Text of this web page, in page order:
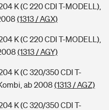
K (C 220 CDI T-MODELL),
(1313 / AGX)
K (C 220 CDI T-MODELL),
(1313 / AGY)
K (C 320/350 CDI T-
ab 2008 (1313 / AGZ)
K (C 320/350 CDI T-